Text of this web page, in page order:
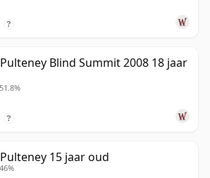
?
Blind Summit 2008 18 jaar
?
15 jaar oud